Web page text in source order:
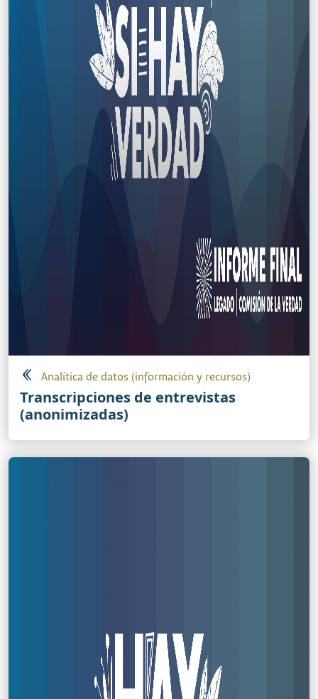
Analítica de datos (información y recursos)
Transcripciones de entrevistas
(anonimizadas)